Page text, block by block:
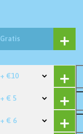
Gratis
+ €10
+ € 5
+ € 6